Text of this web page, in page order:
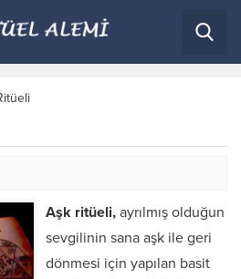
Aşk ritüeli, ayrılmış olduğun
sevgilinin sana aşk ile geri
dönmesi için yapılan basit